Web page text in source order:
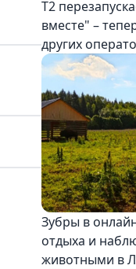
Т2
вместе" –
других
Зубры в
отдыха и
животными в